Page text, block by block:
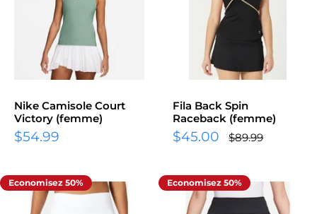
Nike Camisole Court
Victory (femme)
Prix
$54.99
Fila Back Spin
Raceback (femme)
Prix
$45.00 Prix
normal
$89.99
Economisez 50% Economisez 50%